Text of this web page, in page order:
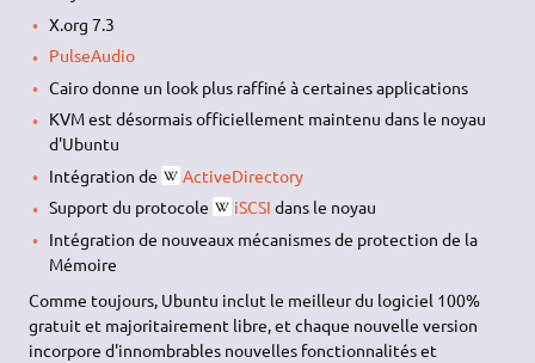
X.org 7.3
PulseAudio
Cairo donne un look plus raffiné à certaines applications
KVM est désormais officiellement maintenu dans le noyau
d'Ubuntu
Intégration de
ActiveDirectory
Support du protocole
iSCSI dans le noyau
Intégration de nouveaux mécanismes de protection de la
Mémoire
Comme toujours, Ubuntu inclut le meilleur du logiciel 100%
gratuit et majoritairement libre, et chaque nouvelle version
incorpore d'innombrables nouvelles fonctionnalités et